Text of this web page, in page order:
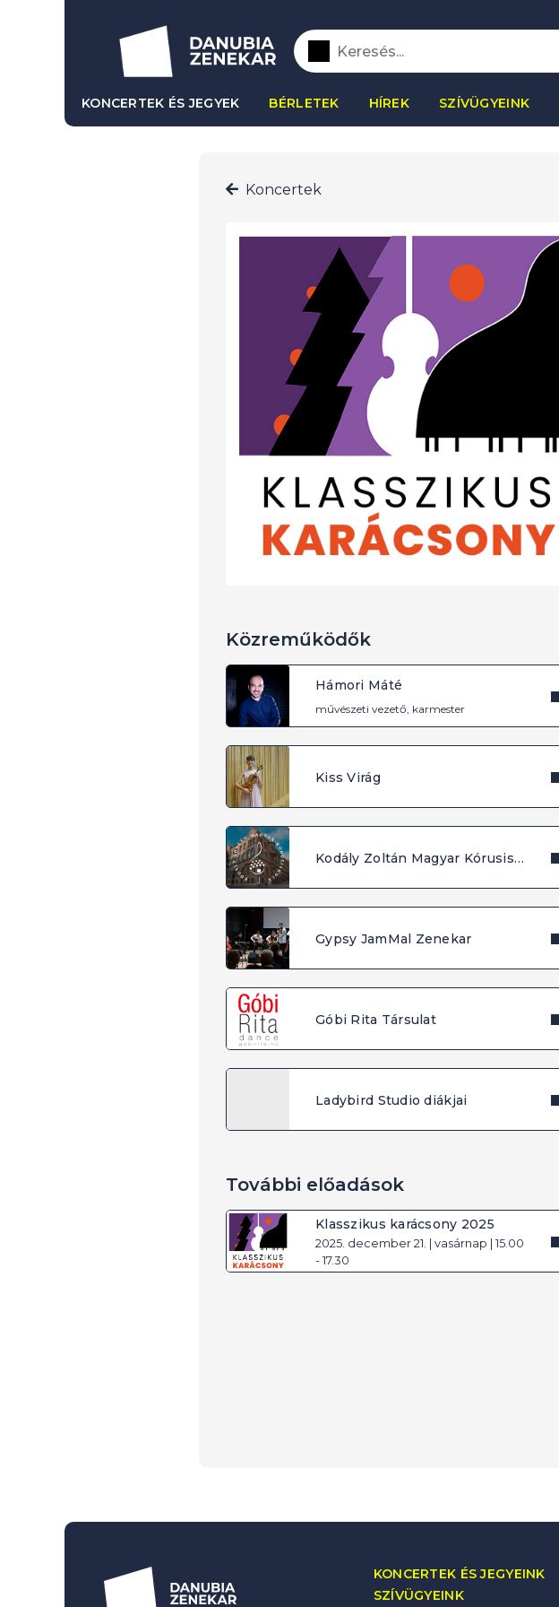
KONCERTEK ÉS JEGYEK BÉRLETEK HÍREK SZÍVÜGYEINK
Koncertek
Közreműködők
Hámori Máté
művészeti vezető, karmester
Kiss Virág
Kodály Zoltán Magyar Kórusiskola gyermekkara
Gypsy JamMal Zenekar
Góbi Rita Társulat
Ladybird Studio diákjai
További előadások
Klasszikus karácsony 2025
2025. december 21. | vasárnap | 15.00
- 17.30
KONCERTEK ÉS JEGYEINK
SZÍVÜGYEINK